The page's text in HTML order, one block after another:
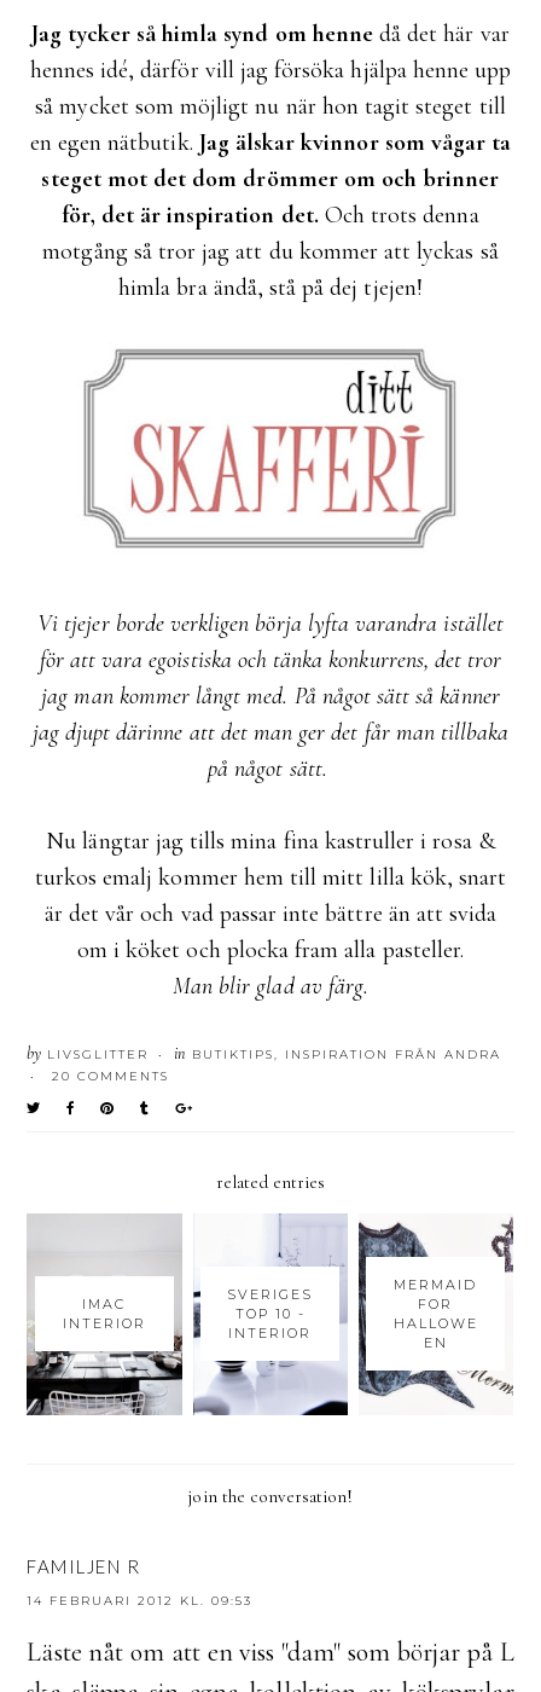
Jag tycker så himla synd om hennedå det här var
hennes idé, därför vill jag försöka hjälpa henne upp
så mycket som möjligt nu när hon tagit steget till
en egen nätbutik. Jag älskar kvinnor som vågar ta
steget mot det dom drömmer om och brinner
för, det är inspiration det.Och trots denna
motgång så tror jag att du kommer att lyckas så
himla bra ändå, stå på dej tjejen!
Vi tjejer borde verkligen börja lyfta varandra istället
för att vara egoistiska och tänka konkurrens, det tror
jag man kommer långt med. På något sätt så känner
jag djupt därinne att det man ger det får man tillbaka
på något sätt.
Nu längtar jag tills mina fina kastruller i rosa &
turkos emalj kommer hem till mitt lilla kök, snart
är det vår och vad passar inte bättre än att svida
om i köket och plocka fram alla pasteller.
Man blir glad av färg.
by LIVSGLITTER • in BUTIKTIPS, INSPIRATION FRÅN ANDRA
• 20 COMMENTS
related entries
IMAC
INTERIOR
SVERIGES
TOP 10 -
INTERIOR
MERMAID
FOR
HALLOWE
EN
join the conversation!
FAMILJEN R
14 FEBRUARI 2012 KL. 09:53
Läste nåt om att en viss "dam" som börjar på L